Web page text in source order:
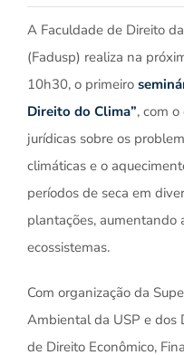
A Faculdade de Direito
(Fadusp) realiza na
10h30, o primeiro
Direito do Clima”, com
jurídicas sobre os
climáticas e o
períodos de seca em
plantações, aumentando
ecossistemas.
Com organização da
Ambiental da USP e dos
de Direito Econômico,